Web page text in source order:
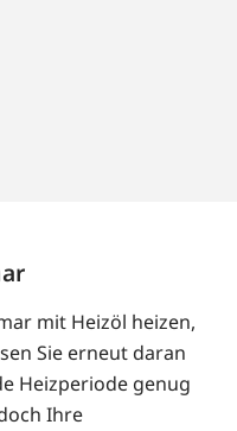
mit Heizöl heizen,
Sie erneut daran
Heizperiode genug
Ihre